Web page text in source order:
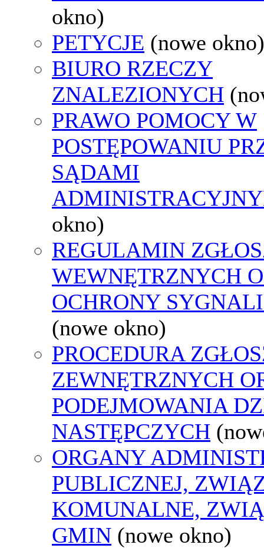
okno)
PETYCJE (nowe okno)
BIURO RZECZY
ZNALEZIONYCH
PRAWO POMOCY W
POSTĘPOWANIU
SĄDAMI
okno)
REGULAMIN
WEWNĘTRZNYCH
OCHRONY
(nowe okno)
PROCEDURA
ZEWNĘTRZNYCH
PODEJMOWANIA
NASTĘPCZYCH
ORGANY
PUBLICZNEJ,
KOMUNALNE,
GMIN (nowe okno)